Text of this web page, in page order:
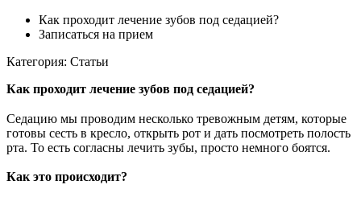
Как проходит лечение зубов под седацией?
Записаться на прием
Категория: Статьи
Как проходит лечение зубов под седацией?
Седацию мы проводим несколько тревожным детям, которые
готовы сесть в кресло, открыть рот и дать посмотреть полость
рта. То есть согласны лечить зубы, просто немного боятся.
Как это происходит?